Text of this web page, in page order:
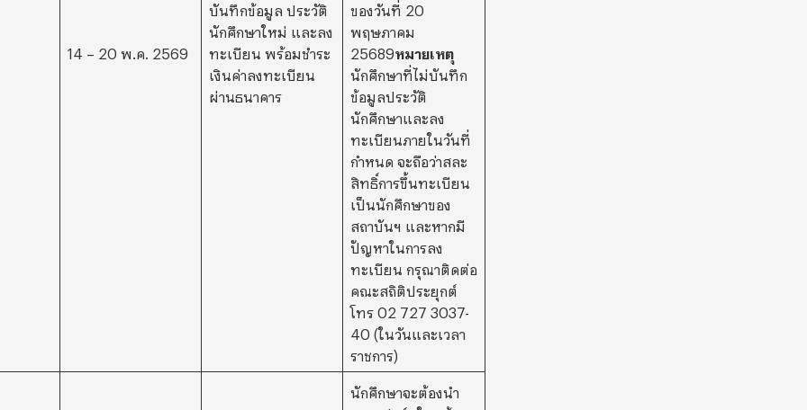
14 – 20 พ.ค. 2569
บันทึกข้อมูล ประวัติ
นักศึกษาใหม่ และลง
ทะเบียน พร้อมชำระ
เงินค่าลงทะเบียน
ผ่านธนาคาร
ของวันที่ 20
พฤษภาคม
25689หมายเหตุ
นักศึกษาที่ไม่บันทึก
ข้อมูลประวัติ
นักศึกษาและลง
ทะเบียนภายในวันที่
กำหนด จะถือว่าสละ
สิทธิ์การขึ้นทะเบียน
เป็นนักศึกษาของ
สถาบันฯ และหากมี
ปัญหาในการลง
ทะเบียน กรุณาติดต่อ
คณะสถิติประยุกต์
โทร 02 727 3037-
40 (ในวันและเวลา
ราชการ)
นักศึกษาจะต้องนำ